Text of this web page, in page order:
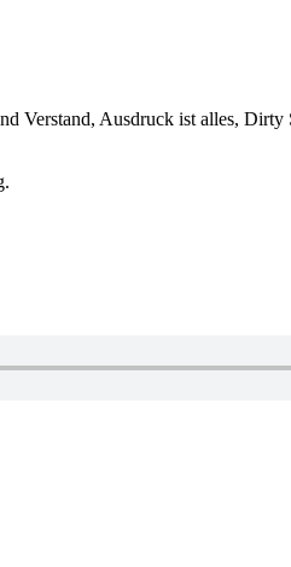
Verstand, Ausdruck ist alles,